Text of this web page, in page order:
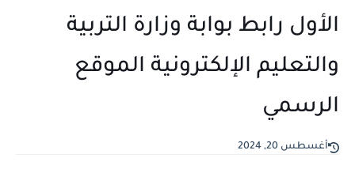
الأول رابط بوابة وزارة التربية
والتعليم الإلكترونية الموقع
الرسمي
أغسطس 20, 2024